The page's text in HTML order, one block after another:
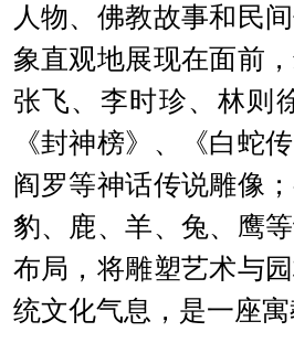
人物、佛教故事和民
象直观地展现在面前
张飞、李时珍、林则
《封神榜》、《白蛇
阎罗等神话传说雕像
豹、鹿、羊、兔、鹰
布局，将雕塑艺术与
统文化气息，是一座